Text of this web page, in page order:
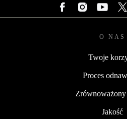
O NAS
Twoje
Proces
Jakość